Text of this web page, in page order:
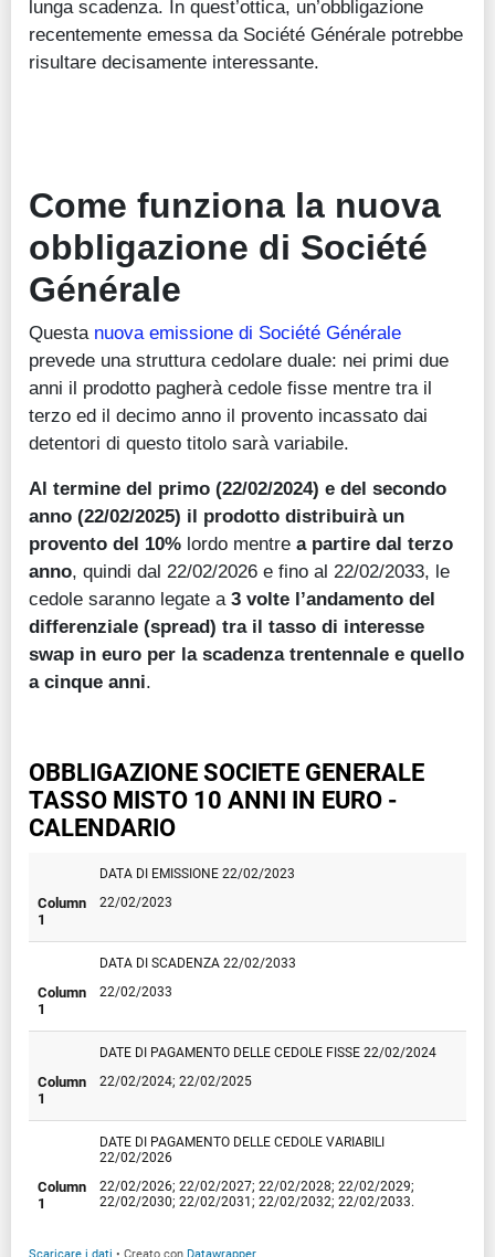
lunga scadenza. In quest’ottica, un’obbligazione
recentemente emessa da Société Générale potrebbe
risultare decisamente interessante.
Come funziona la nuova
obbligazione di Société
Générale
Questa nuova emissione di Société Générale
prevede una struttura cedolare duale: nei primi due
anni il prodotto pagherà cedole fisse mentre tra il
terzo ed il decimo anno il provento incassato dai
detentori di questo titolo sarà variabile.
Al termine del primo (22/02/2024) e del secondo
anno (22/02/2025) il prodotto distribuirà un
provento del 10% lordo mentre a partire dal terzo
anno, quindi dal 22/02/2026 e fino al 22/02/2033, le
cedole saranno legate a 3 volte l’andamento del
differenziale (spread) tra il tasso di interesse
swap in euro per la scadenza trentennale e quello
a cinque anni.